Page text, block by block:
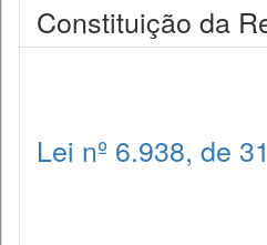
Constituição da
Lei nº 6.938, de